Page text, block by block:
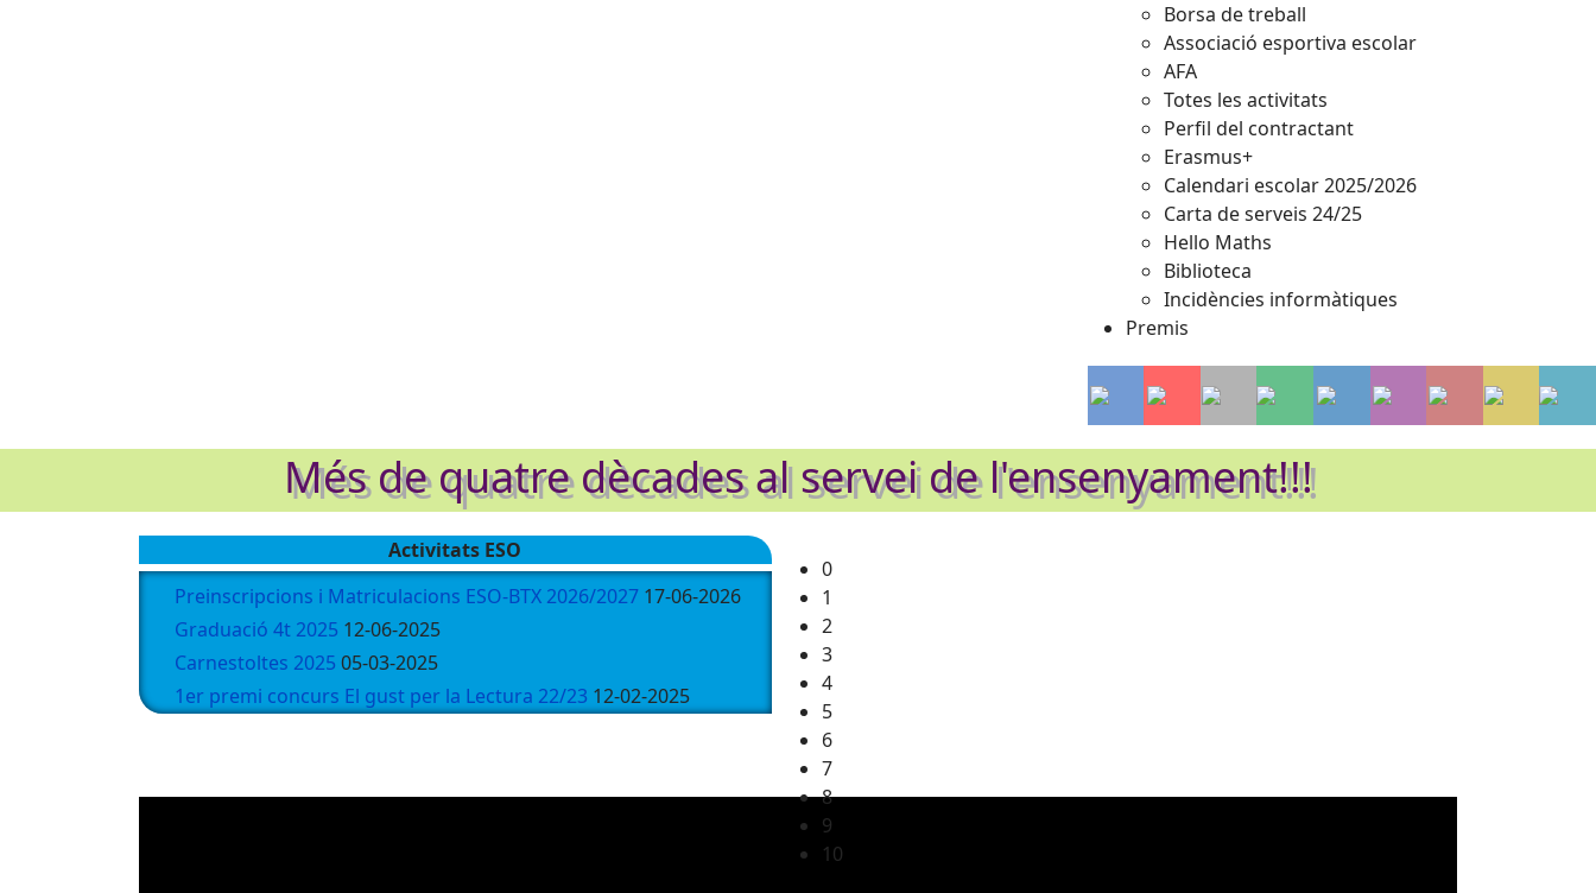
Borsa de treball
Associació esportiva escolar
AFA
Totes les activitats
Perfil del contractant
Erasmus+
Calendari escolar 2025/2026
Carta de serveis 24/25
Hello Maths
Biblioteca
Incidències informàtiques
Premis
Més de quatre dècades al servei de l'ensenyament!!!
Activitats ESO
Preinscripcions i Matriculacions ESO-BTX 2026/2027 17-06-2026
Graduació 4t 2025 12-06-2025
Carnestoltes 2025 05-03-2025
1er premi concurs El gust per la Lectura 22/23 12-02-2025
Graduació 4ESO - 202312-02-2025
0
1
2
3
4
5
6
7
8
9
10